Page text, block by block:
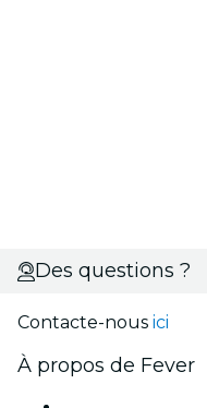
Des questions ?
Contacte-nous ici
À propos de Fever